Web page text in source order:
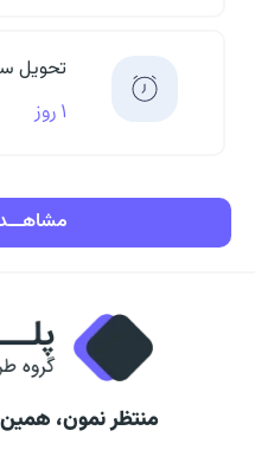
تحویل
۱ روز
منتظر نمون،